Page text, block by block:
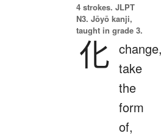
4 strokes. JLPT
N3. Jōyō kanji,
taught in grade 3.
化 take
the
form
of,